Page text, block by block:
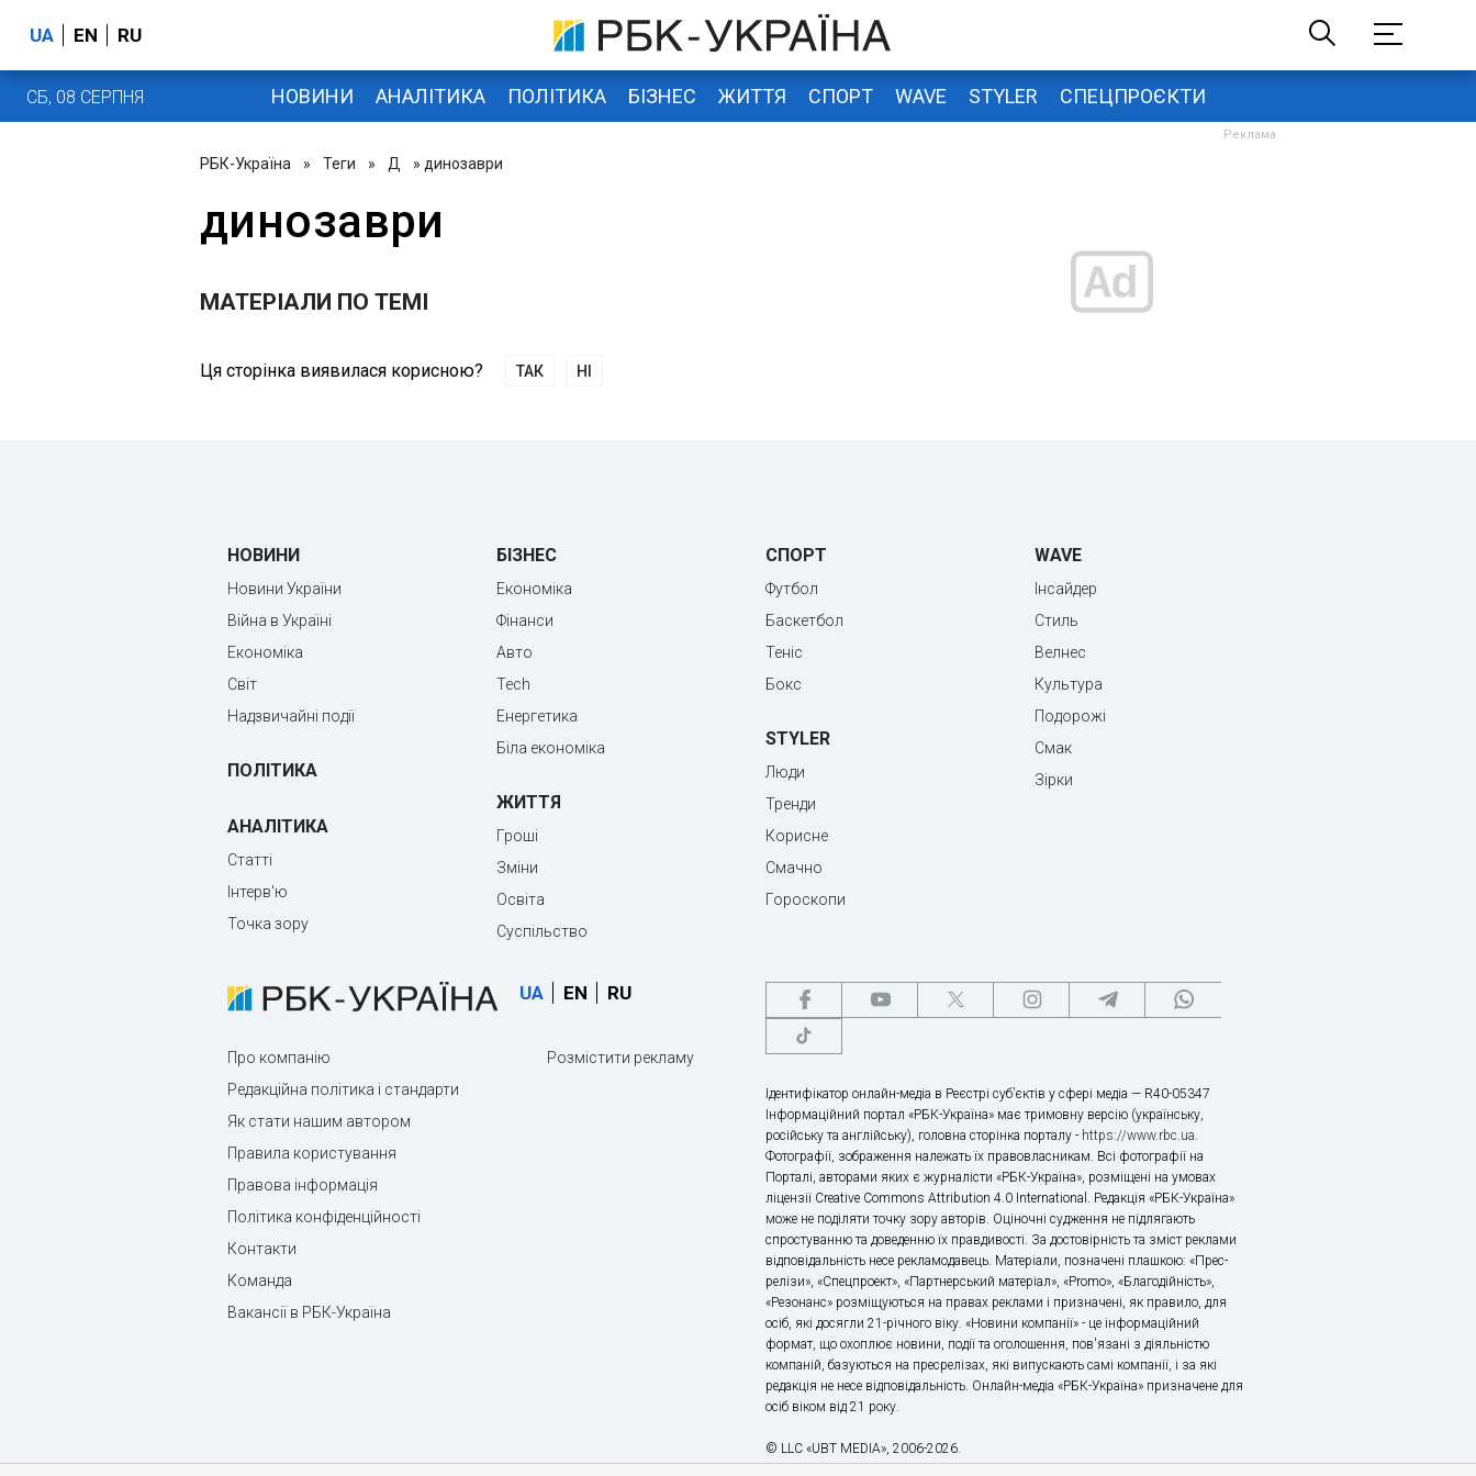
UA EN RU
СБ, 08 СЕРПНЯ НОВИНИ АНАЛІТИКА ПОЛІТИКА БІЗНЕС ЖИТТЯ СПОРТ WAVE STYLER СПЕЦПРОЄКТИ
РБК-Україна » Теги » Д » динозаври
динозаври
МАТЕРІАЛИ ПО ТЕМІ
Ця сторінка виявилася корисною? ТАК НІ
НОВИНИ
Новини України
Війна в Україні
Економіка
Світ
Надзвичайні події
ПОЛІТИКА
АНАЛІТИКА
Статті
Інтерв'ю
Точка зору
БІЗНЕС
Економіка
Фінанси
Авто
Tech
Енергетика
Біла економіка
ЖИТТЯ
Гроші
Зміни
Освіта
Суспільство
СПОРТ
Футбол
Баскетбол
Теніс
Бокс
STYLER
Люди
Тренди
Корисне
Смачно
Гороскопи
WAVE
Інсайдер
Стиль
Велнес
Культура
Подорожі
Смак
Зірки
UA EN RU
Про компанію
Редакційна політика і стандарти
Як стати нашим автором
Правила користування
Правова інформація
Політика конфіденційності
Контакти
Команда
Вакансії в РБК-Україна
Розмістити рекламу
Ідентифікатор онлайн-медіа в Реєстрі суб’єктів у сфері медіа — R40-05347
Інформаційний портал «РБК-Україна» має тримовну версію (українську,
російську та англійську), головна сторінка порталу - https://www.rbc.ua.
Фотографії, зображення належать їх правовласникам. Всі фотографії на
Порталі, авторами яких є журналісти «РБК-Україна», розміщені на умовах
ліцензії Creative Commons Attribution 4.0 International. Редакція «РБК-Україна»
може не поділяти точку зору авторів. Оціночні судження не підлягають
спростуванню та доведенню їх правдивості. За достовірність та зміст реклами
відповідальність несе рекламодавець. Матеріали, позначені плашкою: «Прес-
релізи», «Спецпроект», «Партнерський матеріал», «Promo», «Благодійність»,
«Резонанс» розміщуються на правах реклами і призначені, як правило, для
осіб, які досягли 21-річного віку. «Новини компанії» - це інформаційний
формат, що охоплює новини, події та оголошення, пов'язані з діяльністю
компаній, базуються на пресрелізах, які випускають самі компанії, і за які
редакція не несе відповідальність. Онлайн-медіа «РБК-Україна» призначене для
осіб віком від 21 року.
© LLC «UBT MEDIA», 2006-2026.